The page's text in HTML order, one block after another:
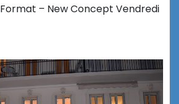
– New Concept Vendredi